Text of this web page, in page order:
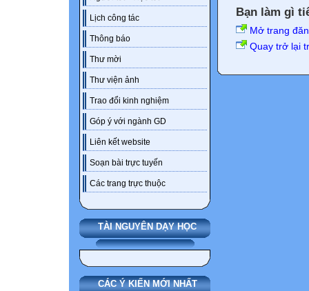
Lịch công tác
Thông báo
Thư mời
Thư viện ảnh
Trao đổi kinh nghiệm
Góp ý với ngành GD
Liên kết website
Soạn bài trực tuyến
Các trang trực thuộc
TÀI NGUYÊN DẠY HỌC
CÁC Ý KIẾN MỚI NHẤT
Bạn làm gì
Mở trang
Quay trở lại